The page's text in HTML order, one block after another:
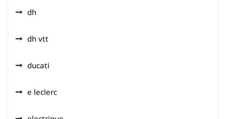
dh
dh vtt
ducati
e leclerc